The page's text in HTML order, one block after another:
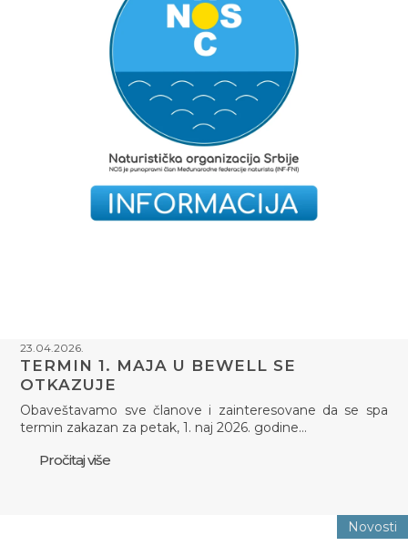
23.04.2026.
TERMIN 1. MAJA U BEWELL SE
OTKAZUJE
Obaveštavamo sve članove i zainteresovane da se spa
termin zakazan za petak, 1. naj 2026. godine…
Pročitaj više
Novosti